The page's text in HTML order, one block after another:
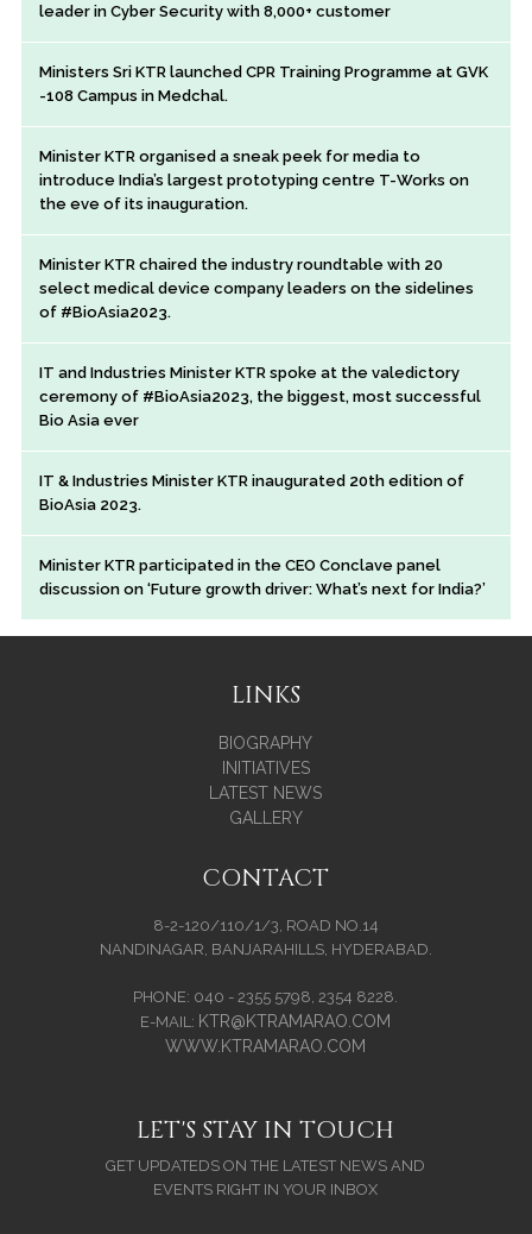
leader in Cyber Security with 8,000+ customer
Ministers Sri KTR launched CPR Training Programme at GVK
-108 Campus in Medchal.
Minister KTR organised a sneak peek for media to
introduce India’s largest prototyping centre T-Works on
the eve of its inauguration.
Minister KTR chaired the industry roundtable with 20
select medical device company leaders on the sidelines
of #BioAsia2023.
IT and Industries Minister KTR spoke at the valedictory
ceremony of #BioAsia2023, the biggest, most successful
Bio Asia ever
IT & Industries Minister KTR inaugurated 20th edition of
BioAsia 2023.
Minister KTR participated in the CEO Conclave panel
discussion on ‘Future growth driver: What’s next for India?’
LINKS
BIOGRAPHY
INITIATIVES
LATEST NEWS
GALLERY
CONTACT
8-2-120/110/1/3, ROAD NO.14
NANDINAGAR, BANJARAHILLS, HYDERABAD.
PHONE: 040 - 2355 5798, 2354 8228.
E-MAIL: KTR@KTRAMARAO.COM
WWW.KTRAMARAO.COM
LET'S STAY IN TOUCH
GET UPDATEDS ON THE LATEST NEWS AND
EVENTS RIGHT IN YOUR INBOX